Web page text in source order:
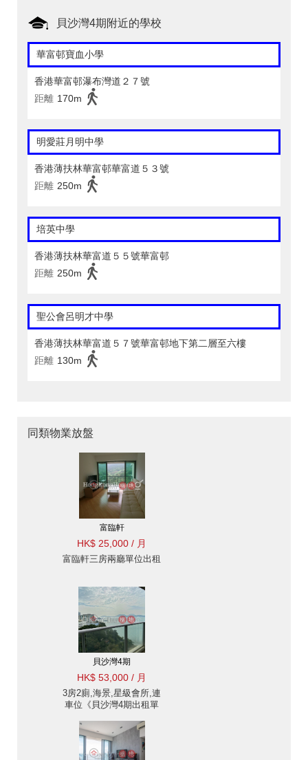
貝沙灣4期附近的學校
華富邨寶血小學
香港華富邨瀑布灣道２７號
距離 170m
明愛莊月明中學
香港薄扶林華富邨華富道５３號
距離 250m
培英中學
香港薄扶林華富道５５號華富邨
距離 250m
聖公會呂明才中學
香港薄扶林華富道５７號華富邨地下第二層至六樓
距離 130m
同類物業放盤
富臨軒
HK$ 25,000 / 月
富臨軒三房兩廳單位出租
貝沙灣4期
HK$ 53,000 / 月
3房2廁,海景,星級會所,連
車位《貝沙灣4期出租單